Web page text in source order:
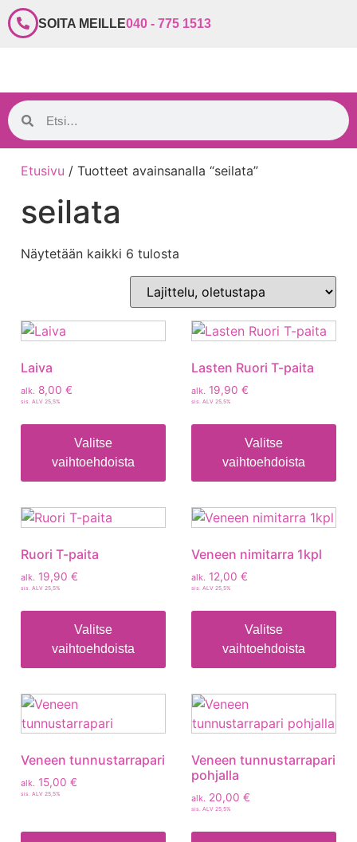
SOITA MEILLE040 - 775 1513
Etusivu / Tuotteet avainsanalla “seilata”
seilata
Näytetään kaikki 6 tulosta
Laiva
alk. 8,00 €
sis. ALV 25,5%
Valitse
vaihtoehdoista
Lasten Ruori T-paita
alk. 19,90 €
sis. ALV 25,5%
Valitse
vaihtoehdoista
Ruori T-paita
alk. 19,90 €
sis. ALV 25,5%
Valitse
vaihtoehdoista
Veneen nimitarra 1kpl
alk. 12,00 €
sis. ALV 25,5%
Valitse
vaihtoehdoista
Veneen tunnustarrapari
alk. 15,00 €
sis. ALV 25,5%
Veneen tunnustarrapari
pohjalla
alk. 20,00 €
sis. ALV 25,5%